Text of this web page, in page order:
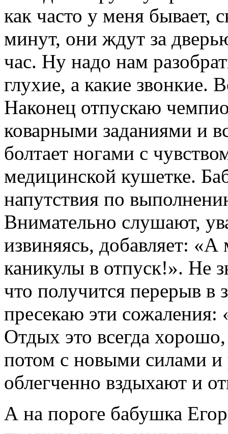
как часто у меня бывает,
минут, они ждут за
час. Ну надо нам
глухие, а какие звонкие.
Наконец отпускаю
коварными заданиями и
болтает ногами с
медицинской кушетке.
напутствия по
Внимательно слушают,
извиняясь, добавляет:
каникулы в отпуск!». Не
что получится перерыв в
пресекаю эти сожаления:
Отдых это всегда
потом с новыми силами и
облегченно вздыхают и
А на пороге бабушка